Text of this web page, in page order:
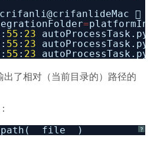
 ~
=
: 55 : 23 autoProcessTask.py:
: 55 : 23 autoProcessTask.py:
: 55 : 23 autoProcessTask.py:
了相对（当前目录的）路径的
?